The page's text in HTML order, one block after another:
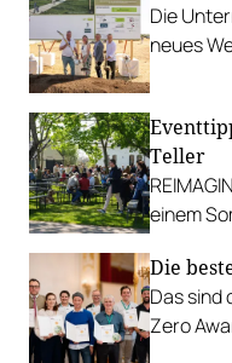
Die
neues
Teller
einem
Die
Das sind
Zero